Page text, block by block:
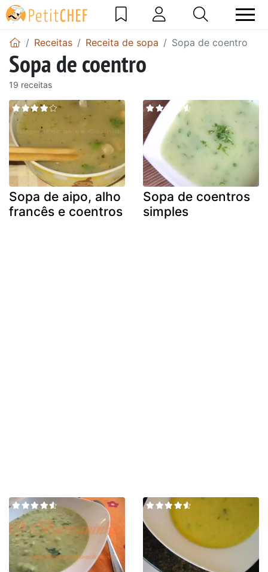
Receitas Receita de sopa Sopa de coentro
Sopa de coentro
19 receitas
Sopa de aipo, alho
francês e coentros
Sopa de coentros
simples